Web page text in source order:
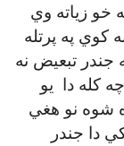
خو زياته وي
کوي په پرتله
جندر تبعيض نه
کله دا يو
شوه نو هغي
دا جندر